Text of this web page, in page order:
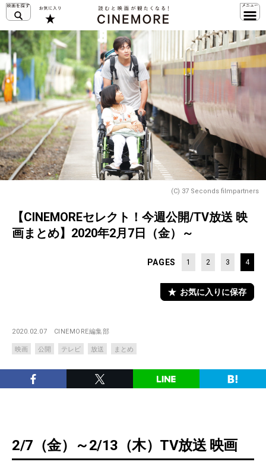
(C) 37 Seconds filmpartners
【CINEMOREセレクト！今週公開/TV放送 映
画まとめ】2020年2月7日（金）～
PAGES 1 2 3 4
お気に入りに保存
2020.02.07 CINEMORE編集部
映画 公開 テレビ 放送 まとめ
2/7（金）～2/13（木）TV放送 映画